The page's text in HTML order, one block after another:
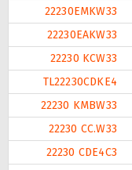
22230EMKW33
22230EAKW33
22230 KCW33
TL22230CDKE4
22230 KMBW33
22230 CC.W33
22230 CDE4C3